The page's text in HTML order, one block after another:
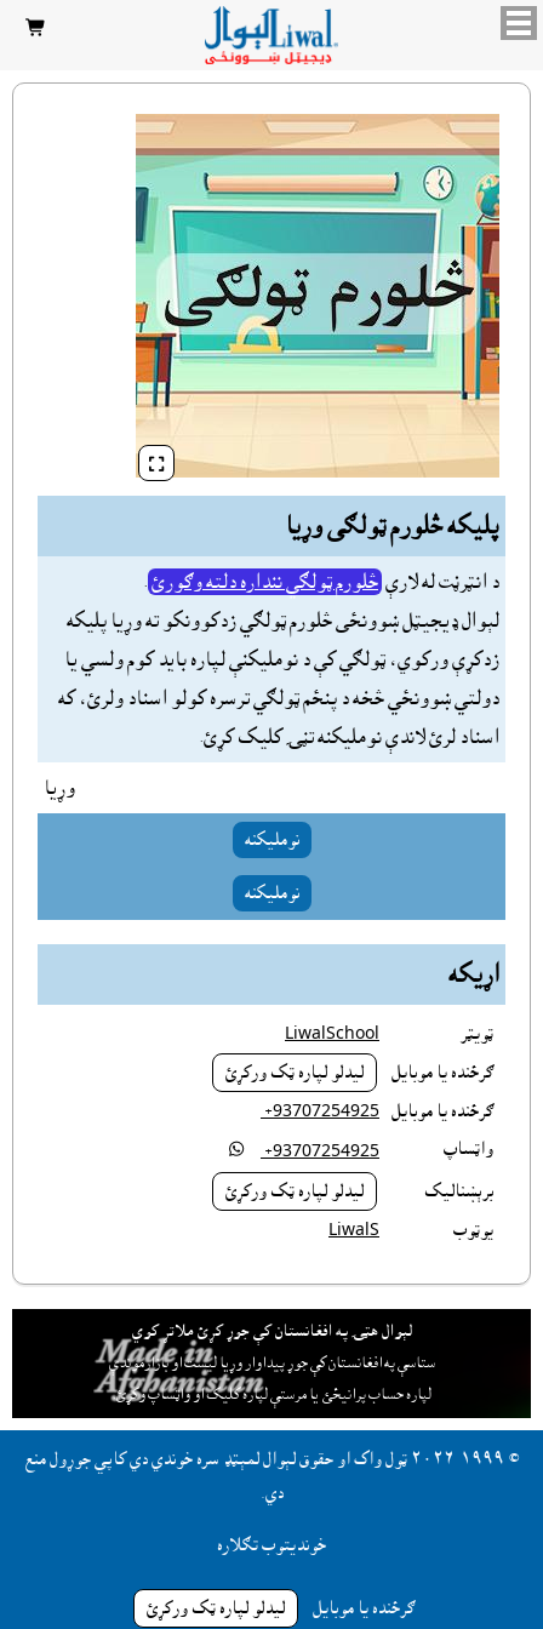


پليکه څلورم ټولګى وړيا
د انټرڼت له لارې څلورم ټولګي ننداره دلته وګورئ .
لېوال ډيجيټل ښوونځى څلورم ټولګي زدکوونکو ته وړيا پليکه
زدکړې ورکوي، ټولګي کې د نومليکنې لپاره بايد کوم ولسي يا
دولتي ښوونځي څخه د پنځم ټولګي ترسره کولو اسناد ولرئ، که
اسناد لرئ لاندې نومليکنه تڼۍ کليک کړئ.
وړيا
نومليکنه
نومليکنه
اړيکه
ټويټر LiwalSchool
ګرځنده يا موبايل ليدلو لپاره ټک ورکړئ
ګرځنده يا موبايل ‎ +93707254925
واټساپ ‎ +93707254925

برېښناليک ليدلو لپاره ټک ورکړئ
يوټوب LiwalS
لېوال هټۍ په افغانستان کې جوړ کړئ ملاتړ کوي
ستاسې په افغانستان کې جوړ پيداوار وړيا ليست او بازارموندې
لپاره حساب پرانيځئ يا مرستې لپاره کليک او واټساپ وکړئ.
© ١٩٩٩-٢٠٢٦ ټول واک او حقوق لېوال لمېټډ سره خوندي دي کاپي جوړول منع
دي.
خونديتوب تګلاره
ګرځنده يا موبايل ليدلو لپاره ټک ورکړئ